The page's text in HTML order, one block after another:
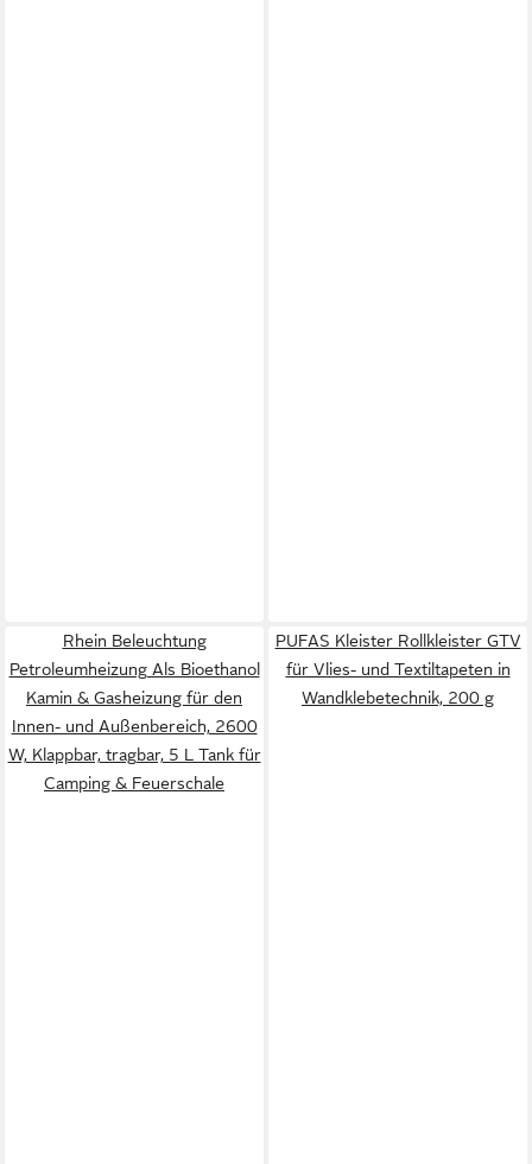
Rhein Beleuchtung
Petroleumheizung Als Bioethanol
Kamin & Gasheizung für den
Innen- und Außenbereich, 2600
W, Klappbar, tragbar, 5 L Tank für
Camping & Feuerschale
PUFAS Kleister Rollkleister GTV
für Vlies- und Textiltapeten in
Wandklebetechnik, 200 g